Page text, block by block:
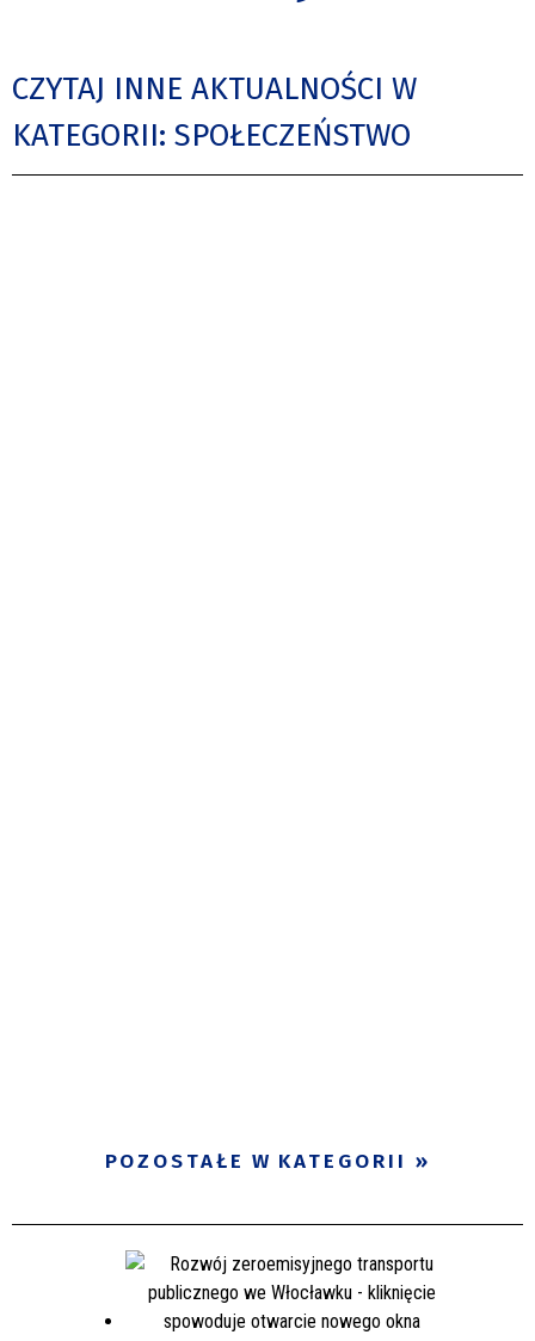
CZYTAJ INNE AKTUALNOŚCI W
KATEGORII: SPOŁECZEŃSTWO
POZOSTAŁE W KATEGORII